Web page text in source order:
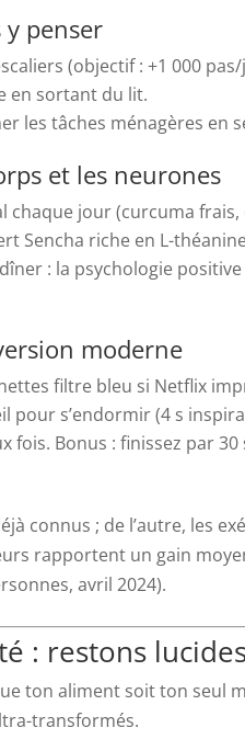
y penser
(objectif : +1 000
en sortant du lit.
les tâches ménagères en
et les neurones
chaque jour (curcuma
Sencha riche en L-
: la psychologie
moderne
filtre bleu si Netflix
pour s’endormir (4 s
fois. Bonus : finissez par
connus ; de l’autre, les
rapportent un gain
avril 2024).
: restons
ton aliment soit ton seul
transformés.